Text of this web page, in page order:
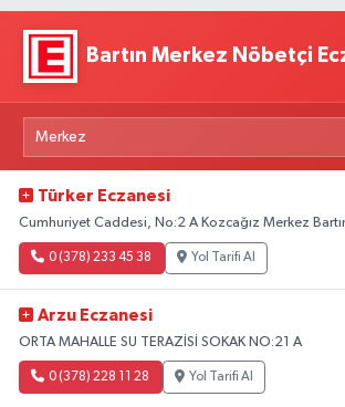
Bartın Merkez Nöbetçi
Türker Eczanesi
Cumhuriyet Caddesi, No:2 A Kozcağız Merkez
0 (378) 233 45 38 Yol Tarifi Al
Arzu Eczanesi
ORTA MAHALLE SU TERAZİSİ SOKAK NO:21 A
0 (378) 228 11 28 Yol Tarifi Al